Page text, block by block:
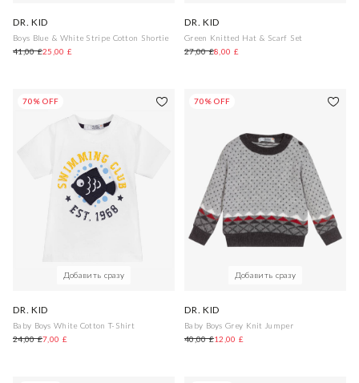
DR. KID
Boys Blue & White Stripe Cotton Shortie
41,00 £25,00 £
DR. KID
Green Knitted Hat & Scarf Set
27,00 £8,00 £
70% OFF
Добавить сразу
DR. KID
Baby Boys White Cotton T-Shirt
24,00 £7,00 £
70% OFF
Добавить сразу
DR. KID
Baby Boys Grey Knit Jumper
40,00 £12,00 £